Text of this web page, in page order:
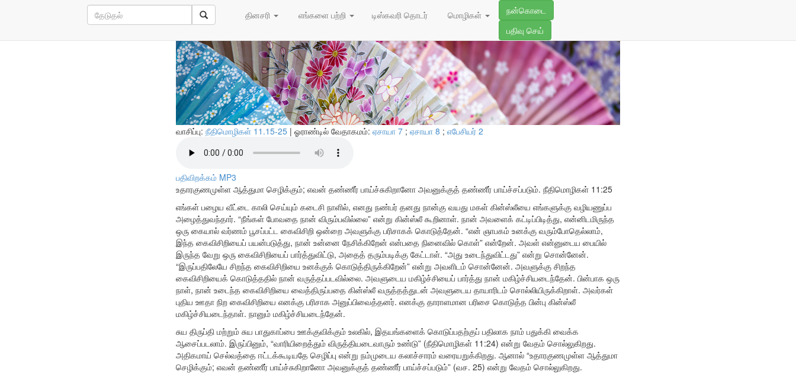
தினசரி எங்களை பற்றி டிஸ்கவரி தொடர் மொழிகள்
நன்கொடை
பதிவு செய்
கொடுப்பவரின் இருதயம்
29/09/2023
வாசிப்பு: நீதிமொழிகள் 11.15-25 | ஓராண்டில் வேதாகமம்: ஏசாயா 7 ; ஏசாயா 8 ; எபேசியர் 2
பதிவிறக்கம் MP3
உதாரகுணமுள்ள ஆத்துமா செழிக்கும்; எவன் தண்ணீர் பாய்ச்சுகிறானோ அவனுக்குத் தண்ணீர் பாய்ச்சப்படும். நீதிமொழிகள் 11:25
எங்கள் பழைய வீட்டை காலி செய்யும் கடைசி நாளில், எனது நண்பர் தனது நான்கு வயது மகள் கின்ஸ்லீயை எங்களுக்கு வழியணுப்ப
அழைத்துவந்தார். “நீங்கள் போவதை நான் விரும்பவில்லை” என்று கின்ஸ்லீ கூறினாள். நான் அவளைக் கட்டிப்பிடித்து, என்னிடமிருந்த
ஒரு கையால் வர்ணம் பூசப்பட்ட கைவிசிறி ஒன்றை அவளுக்கு பரிசாகக் கொடுத்தேன். “என் ஞாபகம் உனக்கு வரும்போதெல்லாம்,
இந்த கைவிசிறியைப் பயன்படுத்து, நான் உன்னை நேசிக்கிறேன் என்பதை நினைவில் கொள்” என்றேன். அவள் என்னுடைய பையில்
இருந்த வேறு ஒரு கைவிசிறியைப் பார்த்துவிட்டு, அதைத் தரும்படிக்கு கேட்டாள். “அது உடைந்துவிட்டது” என்று சொன்னேன்.
“இருப்பதிலேயே சிறந்த கைவிசிறியை உனக்குக் கொடுத்திருக்கிறேன்” என்று அவளிடம் சொன்னேன். அவளுக்கு சிறந்த
கைவிசிறியைக் கொடுத்ததில் நான் வருத்தப்படவில்லை. அவளுடைய மகிழ்ச்சியைப் பார்த்து நான் மகிழ்ச்சியடைந்தேன். பின்பாக ஒரு
நாள், நான் உடைந்த கைவிசிறியை வைத்திருப்பதை கின்ஸ்லீ வருத்தத்துடன் அவளுடைய தாயாரிடம் சொல்லியிருக்கிறாள். அவர்கள்
புதிய ஊதா நிற கைவிசிறியை எனக்கு பரிசாக அனுப்பிவைத்தனர். எனக்கு தாராளமான பரிசை கொடுத்த பின்பு கின்ஸ்லீ
மகிழ்ச்சியடைந்தாள். நானும் மகிழ்ச்சியடைந்தேன்.
சுய திருப்தி மற்றும் சுய பாதுகாப்பை ஊக்குவிக்கும் உலகில், இதயங்களைக் கொடுப்பதற்குப் பதிலாக நாம் பதுக்கி வைக்க
ஆசைப்படலாம். இருப்பினும், “வாரியிறைத்தும் விருத்தியடைவாரும் உண்டு” (நீதிமொழிகள் 11:24) என்று வேதம் சொல்லுகிறது.
அதிகமாய் செல்வத்தை ஈட்டக்கூடியதே செழிப்பு என்று நம்முடைய கலாச்சாரம் வரையறுக்கிறது. ஆனால் “உதாரகுணமுள்ள ஆத்துமா
செழிக்கும்; எவன் தண்ணீர் பாய்ச்சுகிறானோ அவனுக்குத் தண்ணீர் பாய்ச்சப்படும்” (வச. 25) என்று வேதம் சொல்லுகிறது.